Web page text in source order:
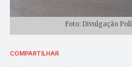
Foto: Divulgação
COMPARTILHAR